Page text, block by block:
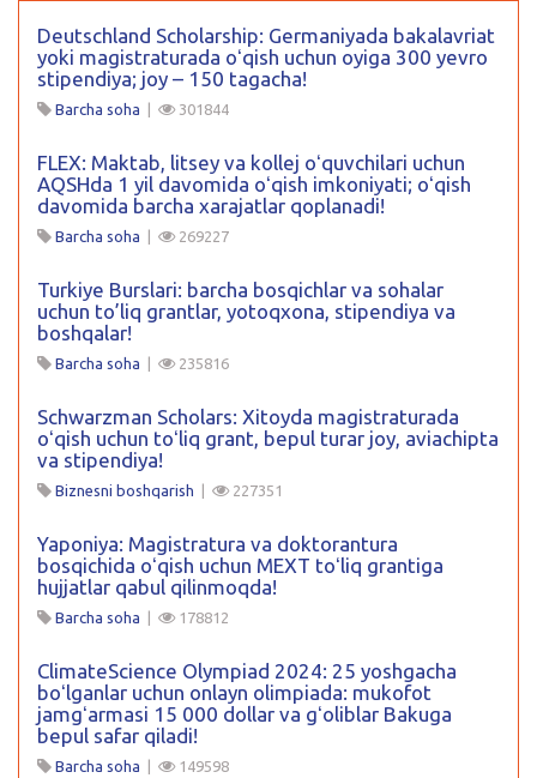
Deutschland Scholarship: Germaniyada bakalavriat
yoki magistraturada oʻqish uchun oyiga 300 yevro
stipendiya; joy – 150 tagacha!
Barcha soha | 301844
FLEX: Maktab, litsey va kollej oʻquvchilari uchun
AQSHda 1 yil davomida oʻqish imkoniyati; oʻqish
davomida barcha xarajatlar qoplanadi!
Barcha soha | 269227
Turkiye Burslari: barcha bosqichlar va sohalar
uchun to’liq grantlar, yotoqxona, stipendiya va
boshqalar!
Barcha soha | 235816
Schwarzman Scholars: Xitoyda magistraturada
oʻqish uchun toʻliq grant, bepul turar joy, aviachipta
va stipendiya!
Biznesni boshqarish | 227351
Yaponiya: Magistratura va doktorantura
bosqichida oʻqish uchun MEXT toʻliq grantiga
hujjatlar qabul qilinmoqda!
Barcha soha | 178812
ClimateScience Olympiad 2024: 25 yoshgacha
boʻlganlar uchun onlayn olimpiada: mukofot
jamgʻarmasi 15 000 dollar va gʻoliblar Bakuga
bepul safar qiladi!
Barcha soha | 149598